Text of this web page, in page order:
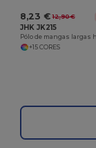
8,23 € 12,90 €
JHK JK215
+15 CORES